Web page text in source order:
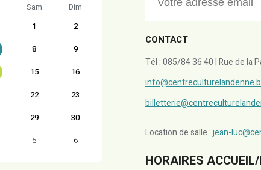
Sam
Dim
1
2
8
9
15
16
22
23
29
30
5 6
CONTACT
Tél : 085/84 36 40 | Rue de la
Location de salle :jean-
HORAIRES